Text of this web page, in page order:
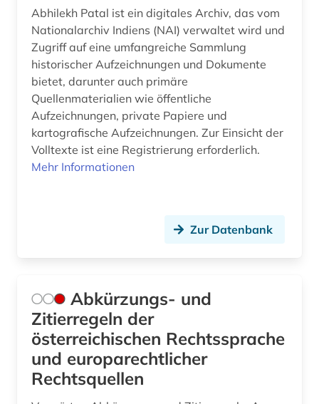
besoldung (2)
besoldungsrecht (6)
besonderer teil (1)
bestand (1)
bestattungsrecht (1)
betreuungsrecht (2)
betriebsverfassungsgesetz (1)
betriebsverfassungsrecht (1)
betriebswirtschaft (4)
Abhilekh Patal ist ein digitales Archiv, das vom
Nationalarchiv Indiens (NAI) verwaltet wird und
Zugriff auf eine umfangreiche Sammlung
historischer Aufzeichnungen und Dokumente
bietet, darunter auch primäre
Quellenmaterialien wie öffentliche
Aufzeichnungen, private Papiere und
kartografische Aufzeichnungen. Zur Einsicht der
Volltexte ist eine Registrierung erforderlich.
Mehr Informationen
Zur Datenbank
Abkürzungs- und
Zitierregeln der
österreichischen Rechtssprache
und europarechtlicher
Rechtsquellen